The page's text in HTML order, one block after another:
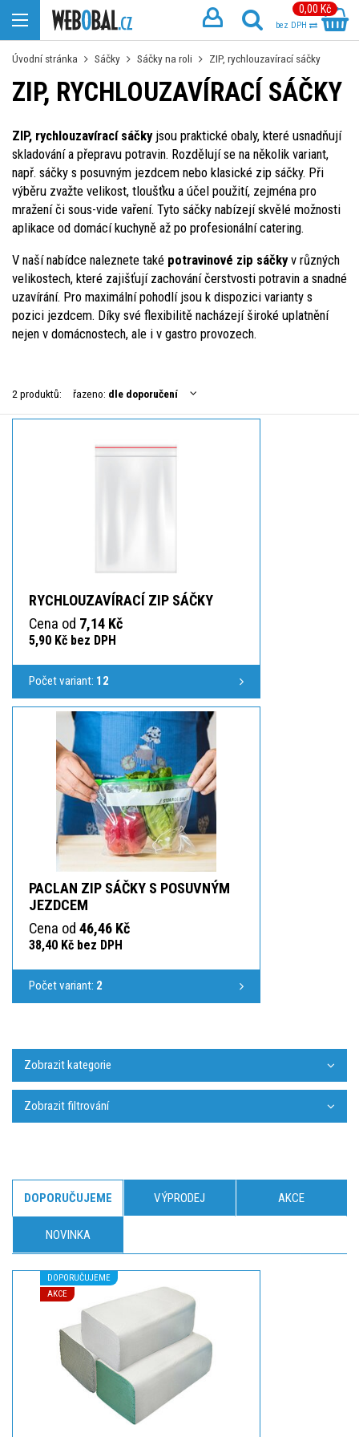
0,00 Kč
bez DPH
Úvodní stránka Sáčky Sáčky na roli ZIP, rychlouzavírací sáčky
ZIP, RYCHLOUZAVÍRACÍ SÁČKY
ZIP, rychlouzavírací sáčkyjsou praktické obaly, které usnadňují
skladování a přepravu potravin. Rozdělují se na několik variant,
např. sáčky s posuvným jezdcem nebo klasické zip sáčky. Při
výběru zvažte velikost, tloušťku a účel použití, zejména pro
mražení či sous-vide vaření. Tyto sáčky nabízejí skvělé možnosti
aplikace od domácí kuchyně až po profesionální catering.
V naší nabídce naleznete také potravinové zip sáčkyv různých
velikostech, které zajišťují zachování čerstvosti potravin a snadné
uzavírání. Pro maximální pohodlí jsou k dispozici varianty s
pozici jezdcem. Díky své flexibilitě nacházejí široké uplatnění
nejen v domácnostech, ale i v gastro provozech.
2 produktů: řazeno: dle doporučení
RYCHLOUZAVÍRACÍ ZIP SÁČKY
Cena od 7,14 Kč
5,90 Kč bez DPH
Počet variant: 12
PACLAN ZIP SÁČKY S POSUVNÝM
JEZDCEM
Cena od 46,46 Kč
38,40 Kč bez DPH
Počet variant: 2
Zobrazit kategorie
Zobrazit filtrování
DOPORUČUJEME VÝPRODEJ AKCE
NOVINKA
DOPORUČUJEME
AKCE